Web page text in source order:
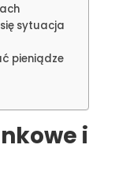
sytuacja
pieniądze
i